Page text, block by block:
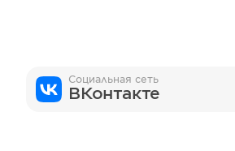
Социальная сеть
ВКонтакте